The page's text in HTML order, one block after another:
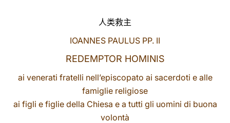
人类救主
IOANNES PAULUS PP. II
REDEMPTOR HOMINIS
ai venerati fratelli nell’episcopato ai sacerdoti e alle
famiglie religiose
ai figli e figlie della Chiesa e a tutti gli uomini di buona
volontà